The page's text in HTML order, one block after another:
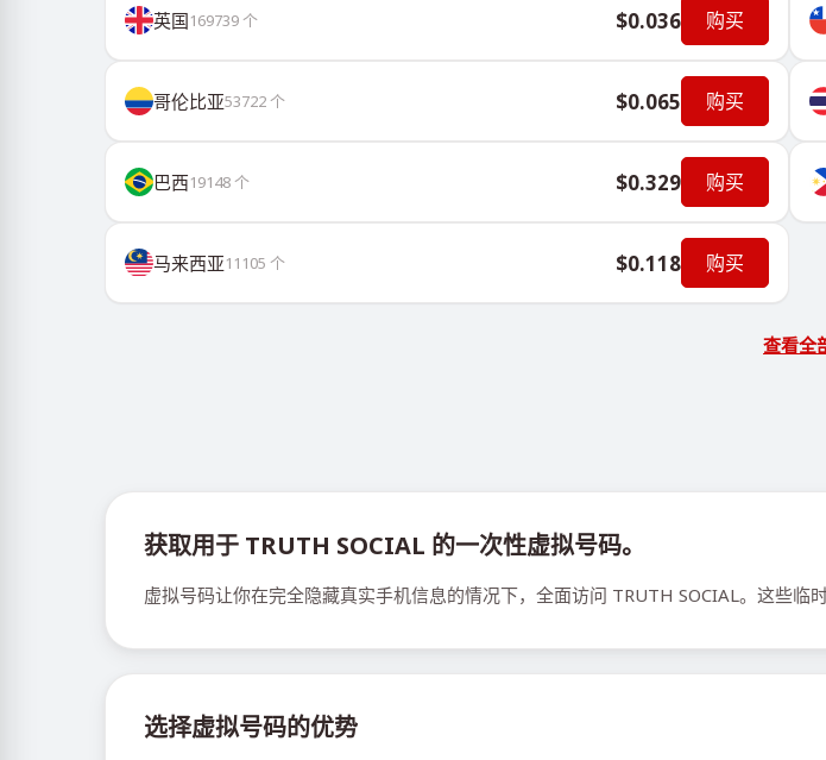
英国169739个 $0.036 购买
哥伦比亚53722个 $0.065 购买
巴西19148个 $0.329 购买
马来西亚11105 个 $0.118 购买
查看全
获取用于 TRUTH SOCIAL 的一次性虚拟号码。
虚拟号码让你在完全隐藏真实手机信息的情况下，全面访问 TRUTH SOCIAL。这些临
选择虚拟号码的优势